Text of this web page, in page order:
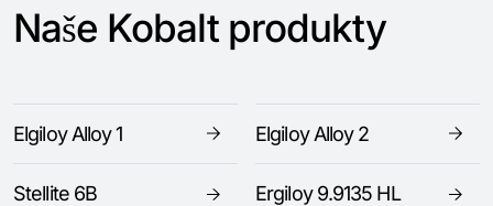
Naše Kobalt produkty
Elgiloy Alloy 1 Elgiloy Alloy 2
Stellite 6B Ergiloy 9.9135 HL